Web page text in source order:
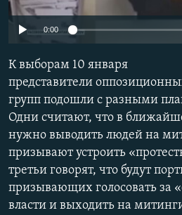
Auto 240p
720p
0:00
К выборам 10 января
представители
групп подошли с разными
Одни считают, что в
нужно выводить людей на
призывают устроить
третьи говорят, что будут
призывающих голосовать за
власти и выходить на